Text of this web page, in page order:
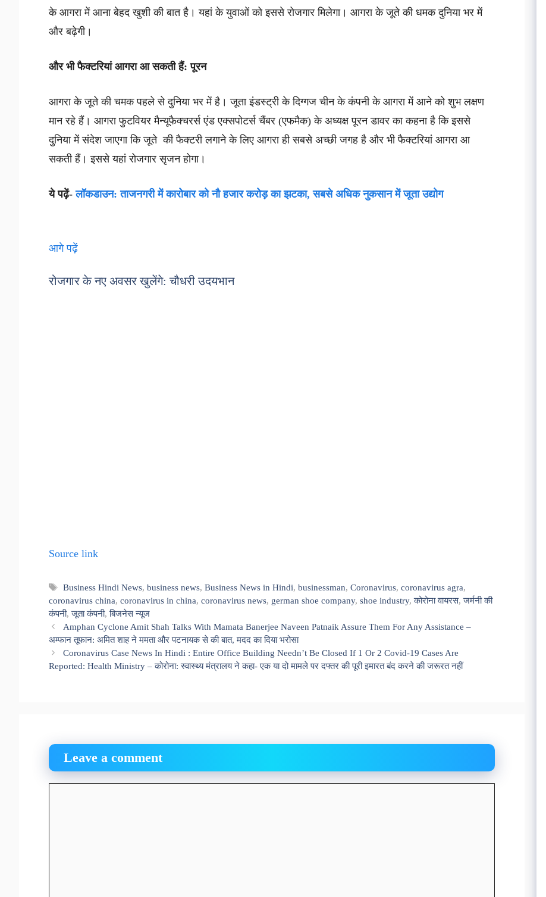
के आगरा में आना बेहद खुशी की बात है। यहां के युवाओं को इससे रोजगार मिलेगा। आगरा के जूते की धमक दुनिया भर में
और बढ़ेगी।
और भी फैक्टरियां आगरा आ सकती हैं: पूरन
आगरा के जूते की चमक पहले से दुनिया भर में है। जूता इंडस्ट्री के दिग्गज चीन के कंपनी के आगरा में आने को शुभ लक्षण
मान रहे हैं। आगरा फुटवियर मैन्यूफैक्चरर्स एंड एक्सपोटर्स चैंबर (एफमैक) के अध्यक्ष पूरन डावर का कहना है कि इससे
दुनिया में संदेश जाएगा कि जूते की फैक्टरी लगाने के लिए आगरा ही सबसे अच्छी जगह है और भी फैक्टरियां आगरा आ
सकती हैं। इससे यहां रोजगार सृजन होगा।
ये पढ़ें-लॉकडाउन: ताजनगरी में कारोबार को नौ हजार करोड़ का झटका, सबसे अधिक नुकसान में जूता उद्योग
आगे पढ़ें
रोजगार के नए अवसर खुलेंगे: चौधरी उदयभान
Source link
Tags
Business Hindi News,business news,Business News in Hindi,businessman,Coronavirus,coronavirus agra,
coronavirus china, coronavirus in china, coronavirus news, german shoe company, shoe industry,कोरोना वायरस,जर्मनी की
कंपनी,जूता कंपनी,बिजनेस न्यूज
Amphan Cyclone Amit Shah Talks With Mamata Banerjee Naveen Patnaik Assure Them For Any Assistance –
अम्फान तूफान: अमित शाह ने ममता और पटनायक से की बात, मदद का दिया भरोसा
Coronavirus Case News In Hindi : Entire Office Building Needn’t Be Closed If 1 Or 2 Covid-19 Cases Are
Reported: Health Ministry – कोरोना: स्वास्थ्य मंत्रालय ने कहा- एक या दो मामले पर दफ्तर की पूरी इमारत बंद करने की जरूरत नहीं
Leave a comment